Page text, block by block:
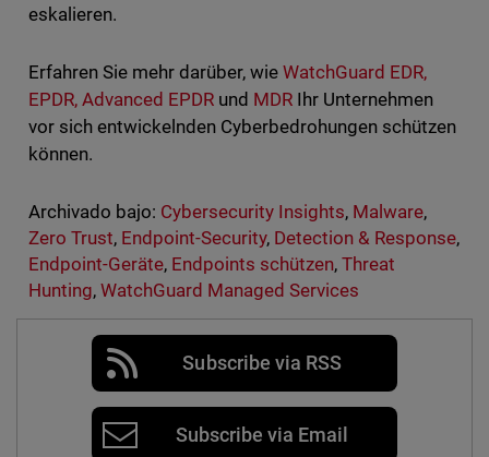
eskalieren.
Erfahren Sie mehr darüber, wie WatchGuard EDR,
EPDR, Advanced EPDRund MDRIhr Unternehmen
vor sich entwickelnden Cyberbedrohungen schützen
können.
Archivado bajo: Cybersecurity Insights, Malware,
Zero Trust, Endpoint-Security, Detection & Response,
Endpoint-Geräte, Endpoints schützen,Threat
Hunting, WatchGuard Managed Services
Subscribe via RSS
Subscribe via Email